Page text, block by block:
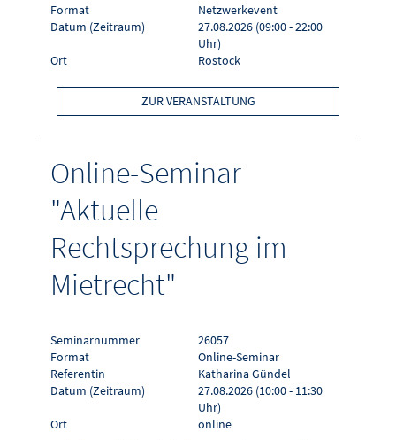
Format
Netzwerkevent
Datum (Zeitraum)
27.08.2026 (09:00 - 22:00
Uhr)
Ort
Rostock
ZUR VERANSTALTUNG
Online-Seminar
"Aktuelle
Rechtsprechung im
Mietrecht"
Seminarnummer
26057
Format
Online-Seminar
Referentin
Katharina Gündel
Datum (Zeitraum)
27.08.2026 (10:00 - 11:30
Uhr)
Ort
online